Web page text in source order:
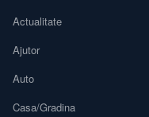
Actualitate
Ajutor
Auto
Casa/Gradina